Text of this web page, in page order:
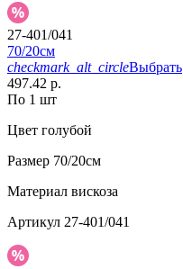
27-401/041
70/20см
checkmark_alt_circleВыбрать
497.42 р.
По 1 шт
Цвет голубой
Размер 70/20см
Материал вискоза
Артикул 27-401/041